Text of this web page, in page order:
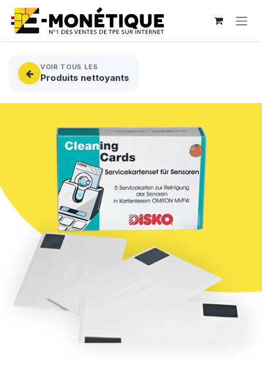
Se rendre au contenu
VOIR TOUS LES
Produits nettoyants